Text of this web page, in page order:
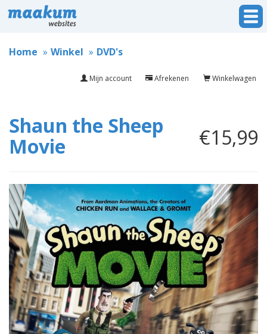
Home Winkel DVD's
Winkelwagen
Afrekenen
Mijn account
€15,99
Shaun the Sheep
Movie